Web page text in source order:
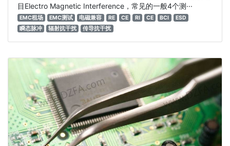
目Electro Magnetic Interference，常见的一般4个测···
EMC租场 EMC测试 电磁兼容 RE CE RI CE BCI
ESD
瞬态脉冲
辐射抗干扰 传导抗干扰